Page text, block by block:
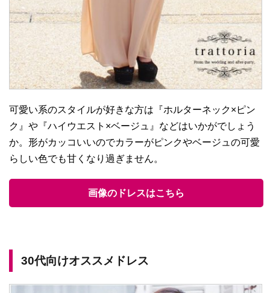
可愛い系のスタイルが好きな方は『ホルターネック×ピン
ク』や『ハイウエスト×ベージュ』などはいかがでしょう
か。形がカッコいいのでカラーがピンクやベージュの可愛
らしい色でも甘くなり過ぎません。
画像のドレスはこちら
30代向けオススメドレス